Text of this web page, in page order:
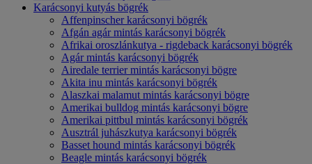
Karácsonyi kutyás bögrék
Affenpinscher karácsonyi bögrék
Afgán agár mintás karácsonyi bögrék
Afrikai oroszlánkutya - rigdeback karácsonyi bögrék
Agár mintás karácsonyi bögrék
Airedale terrier mintás karácsonyi bögre
Akita inu mintás karácsonyi bögrék
Alaszkai malamut mintás karácsonyi bögre
Amerikai bulldog mintás karácsonyi bögre
Amerikai pittbul mintás karácsonyi bögrék
Ausztrál juhászkutya karácsonyi bögrék
Basset hound mintás karácsonyi bögrék
Beagle mintás karácsonyi bögrék